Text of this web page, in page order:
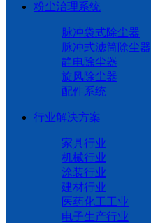
粉尘治理系统
脉冲袋式除尘器
脉冲式滤筒除尘器
静电除尘器
旋风除尘器
配件系统
行业解决方案
家具行业
机械行业
涂装行业
建材行业
医药化工工业
电子生产行业